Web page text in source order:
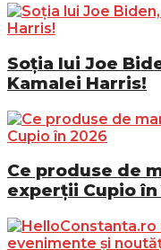
Soția lui Joe
Kamalei Harris!
Ce produse de
experții Cupio în